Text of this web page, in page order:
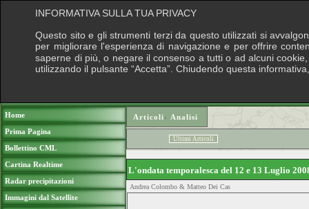
Home
Prima Pagina
Bollettino CML
Cartina Realtime
Radar precipitazioni
Immagini dal Satellite
Articoli› Analisi
Ultimi Articoli
L'ondata temporalesca del 12 e 13 Luglio
Andrea Colombo & Matteo Dei Cas
INFORMATIVA SULLA TUA PRIVACY
Questo sito e gli strumenti terzi da questo utilizzati si
per migliorare l'esperienza di navigazione e per offrire
saperne di più, o negare il consenso a tutti o ad alcuni
utilizzando il pulsante “Accetta”. Chiudendo questa